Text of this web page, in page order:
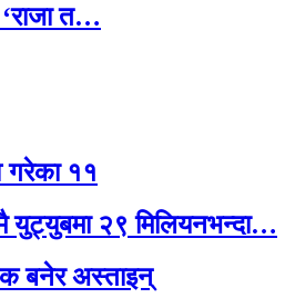
त…
गरेका ११
युट्युबमा २९ मिलियनभन्दा…
बनेर अस्ताइन्